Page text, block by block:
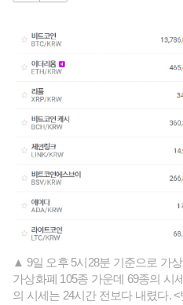
▲ 9일 오후 5시28분 기준으로 가
가상화폐 105종 가운데 69종의 시
의 시세는 24시간 전보다 내렸다.